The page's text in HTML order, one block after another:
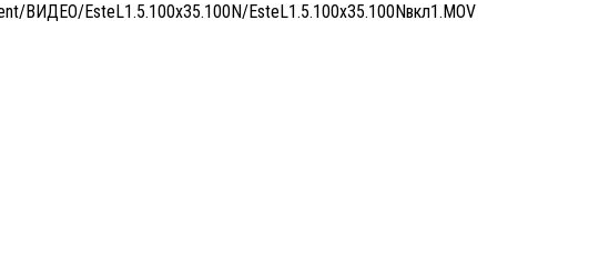
ВИДЕО/EsteL1.5.100x35.100N/EsteL1.5.100x35.100Nвкл1.MOV